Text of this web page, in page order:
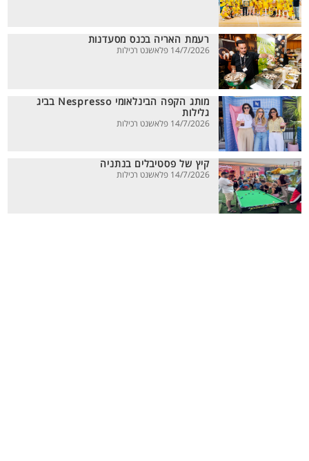
רעמת האריה בכנס מסעדנות
14/7/2026 פלאשנט רכילות
מותג הקפה הבינלאומי Nespresso בביג
גלילות
14/7/2026 פלאשנט רכילות
קיץ של פסטיבלים בנתניה
14/7/2026 פלאשנט רכילות